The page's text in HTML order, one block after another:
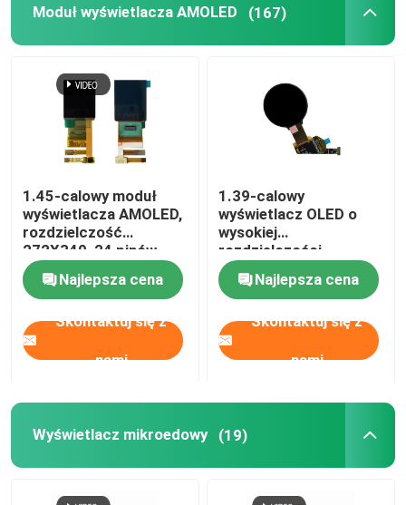
Moduł wyświetlacza AMOLED (167)
1.45-calowy moduł
wyświetlacza AMOLED,
rozdzielczość
272X340, 24 pinów
Mipi Interface Oled
Touch Screen Module
Najlepsza cena
Skontaktuj się z
nami
1.39-calowy
wyświetlacz OLED o
wysokiej
rozdzielczości,
400X400 Mipi Interfejs,
RM69080 IC Driving
Najlepsza cena
Skontaktuj się z
nami
Wyświetlacz mikroedowy (19)